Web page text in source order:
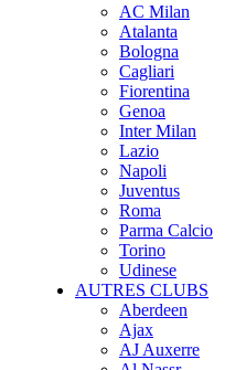
AC Milan
Atalanta
Bologna
Cagliari
Fiorentina
Genoa
Inter Milan
Lazio
Napoli
Juventus
Roma
Parma Calcio
Torino
Udinese
AUTRES CLUBS
Aberdeen
Ajax
AJ Auxerre